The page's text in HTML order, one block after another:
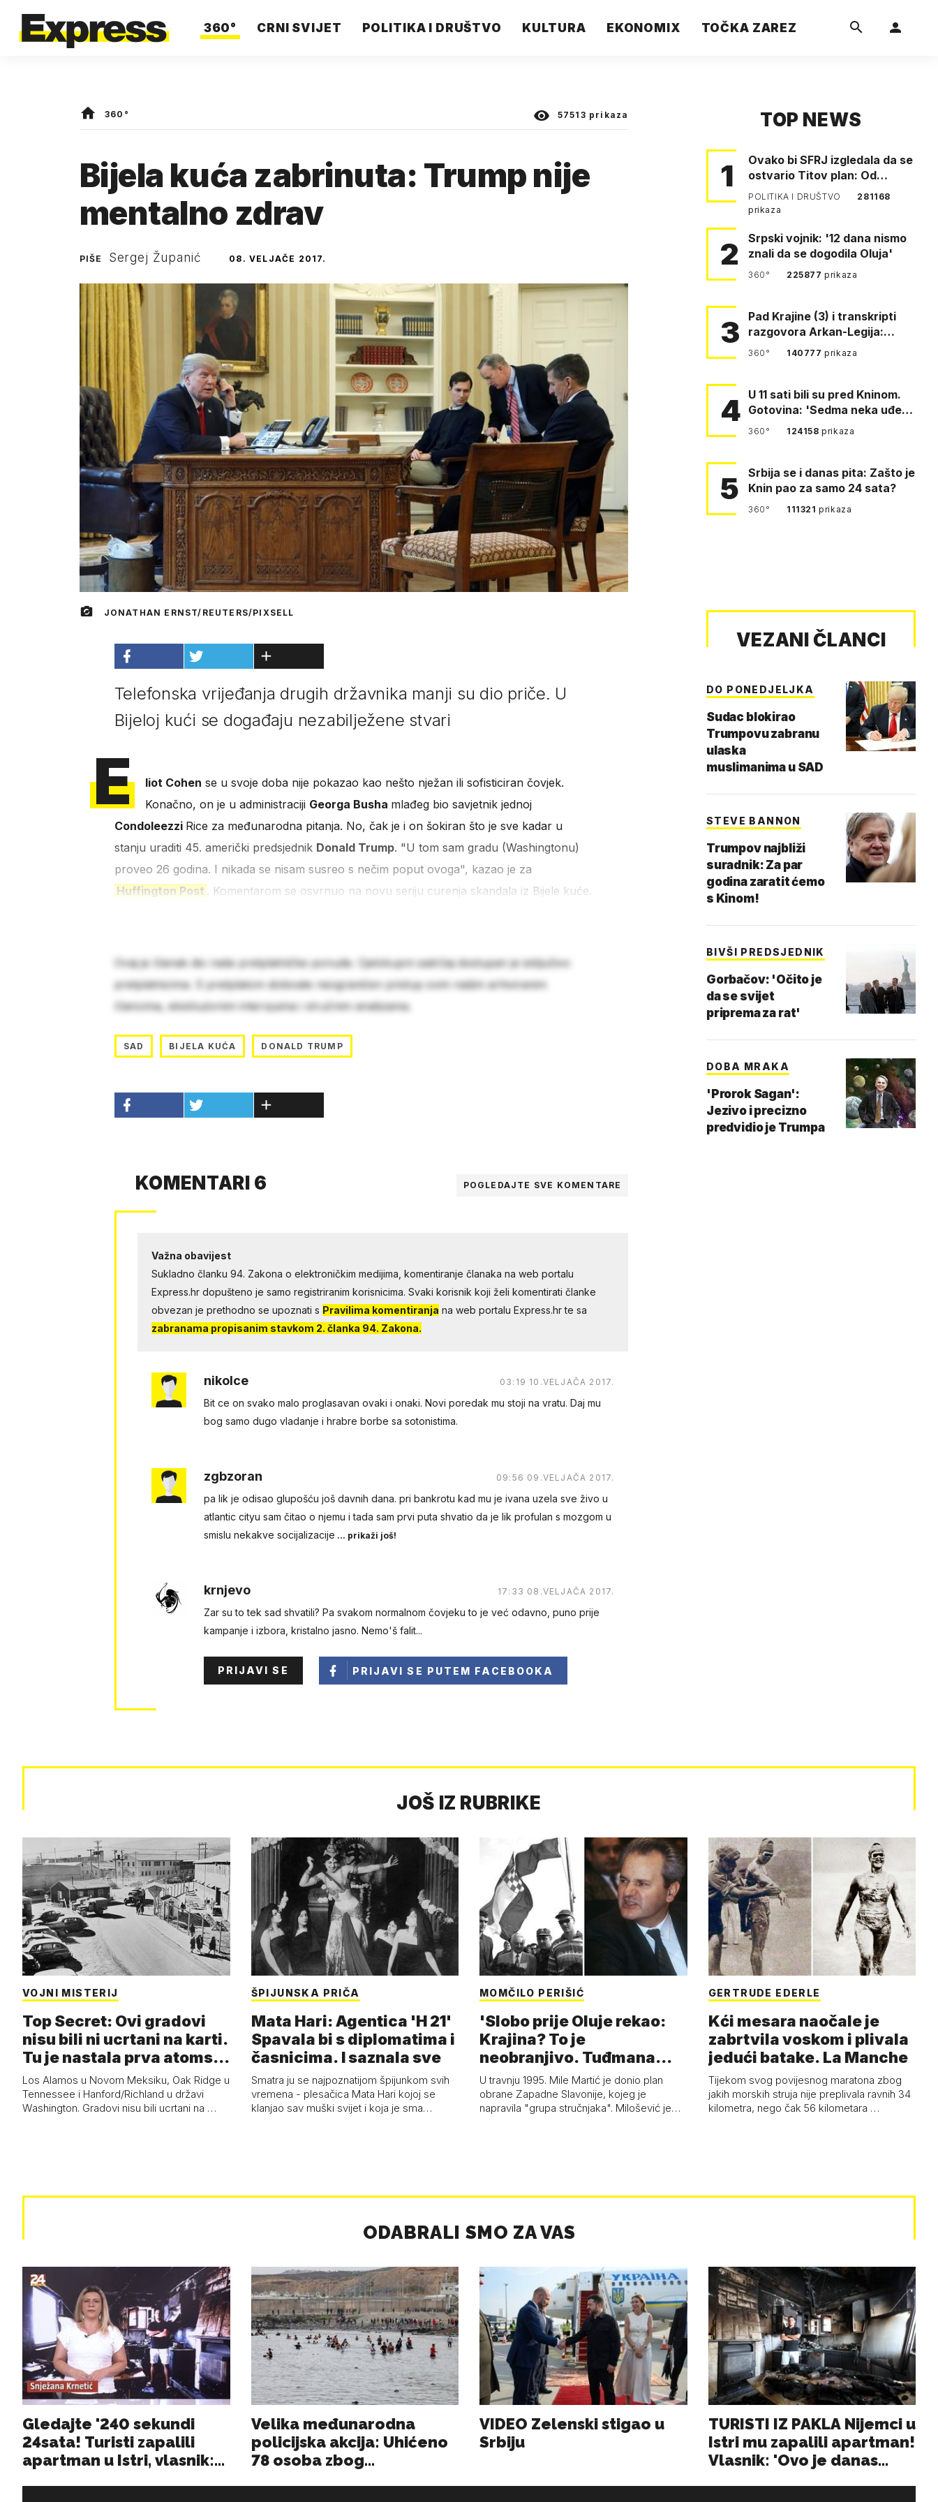
360° CRNI SVIJET POLITIKA I DRUŠTVO KULTURA EKONOMIX TOČKA ZAREZ
360° 57513 prikaza
Bijela kuća zabrinuta: Trump nije
mentalno zdrav
PIŠE Sergej Županić 08. VELJAČE 2017.
JONATHAN ERNST/REUTERS/PIXSELL
Telefonska vrijeđanja drugih državnika manji su dio priče. U
Bijeloj kući se događaju nezabilježene stvari
E liot Cohen se u svoje doba nije pokazao kao nešto nježan ili sofisticiran čovjek.
Konačno, on je u administraciji Georga Busha mlađeg bio savjetnik jednoj
Condoleezzi Rice za međunarodna pitanja. No, čak je i on šokiran što je sve kadar u
stanju uraditi 45. američki predsjednik Donald Trump. "U tom sam gradu (Washingtonu)
proveo 26 godina. I nikada se nisam susreo s nečim poput ovoga", kazao je za
Huffington Post. Komentarom se osvrnuo na novu seriju curenja skandala iz Bijele kuće.
Ovaj je članak dio naše pretplatničke ponude. Cjelokupni sadržaj dostupan je isključivo
pretplatnicima. S pretplatom dobivate neograničen pristup svim našim arhiviranim
člancima, ekskluzivnim intervjuima i stručnim analizama.
SAD BIJELA KUĆA DONALD TRUMP
KOMENTARI 6 POGLEDAJTE SVE KOMENTARE
Važna obavijest
Sukladno članku 94. Zakona o elektroničkim medijima, komentiranje članaka na web portalu
Express.hr dopušteno je samo registriranim korisnicima. Svaki korisnik koji želi komentirati članke
obvezan je prethodno se upoznati s Pravilima komentiranja na web portalu Express.hr te sa
zabranama propisanim stavkom 2. članka 94. Zakona.
nikolce 03:19 10.VELJAČA 2017.
Bit ce on svako malo proglasavan ovaki i onaki. Novi poredak mu stoji na vratu. Daj mu
bog samo dugo vladanje i hrabre borbe sa sotonistima.
zgbzoran 09:56 09.VELJAČA 2017.
pa lik je odisao glupošću još davnih dana. pri bankrotu kad mu je ivana uzela sve živo u
atlantic cityu sam čitao o njemu i tada sam prvi puta shvatio da je lik profulan s mozgom u
smislu nekakve socijalizacije ... prikaži još!
krnjevo 17:33 08.VELJAČA 2017.
Zar su to tek sad shvatili? Pa svakom normalnom čovjeku to je već odavno, puno prije
kampanje i izbora, kristalno jasno. Nemo'š falit...
PRIJAVI SE PRIJAVI SE PUTEM FACEBOOKA
TOP NEWS
1
Ovako bi SFRJ izgledala da se
ostvario Titov plan: Od
Klagenfurta do Istanbula!
POLITIKA I DRUŠTVO
281168
prikaza
2
Srpski vojnik: '12 dana nismo
znali da se dogodila Oluja'
360° 225877prikaza
3
Pad Krajine (3) i transkripti
razgovora Arkan-Legija:
'Čujem, prelazite ustašam…
360° 140777prikaza
4 U 11 sati bili su pred Kninom.
Gotovina: 'Sedma neka uđe,
4. gardijska neka g…
360° 124158prikaza
5
Srbija se i danas pita: Zašto je
Knin pao za samo 24 sata?
360° 111321prikaza
VEZANI ČLANCI
DO PONEDJELJKA
Sudac blokirao
Trumpovu zabranu
ulaska
muslimanima u SAD
STEVE BANNON
Trumpov najbliži
suradnik: Za par
godina zaratit ćemo
s Kinom!
BIVŠI PREDSJEDNIK
Gorbačov: 'Očito je
da se svijet
priprema za rat'
DOBA MRAKA
'Prorok Sagan':
Jezivo i precizno
predvidio je Trumpa
JOŠ IZ RUBRIKE
VOJNI MISTERIJ
Top Secret: Ovi gradovi
nisu bili ni ucrtani na karti.
Tu je nastala prva atoms…
Los Alamos u Novom Meksiku, Oak Ridge u
Tennessee i Hanford/Richland u državi
Washington. Gradovi nisu bili ucrtani na …
ŠPIJUNSKA PRIČA
Mata Hari: Agentica 'H 21'
Spavala bi s diplomatima i
časnicima. I saznala sve
Smatra ju se najpoznatijom špijunkom svih
vremena - plesačica Mata Hari kojoj se
klanjao sav muški svijet i koja je sma…
MOMČILO PERIŠIĆ
'Slobo prije Oluje rekao:
Krajina? To je
neobranjivo. Tuđmana
zvao Krivousti'
U travnju 1995. Mile Martić je donio plan
obrane Zapadne Slavonije, kojeg je
napravila "grupa stručnjaka". Milošević je…
GERTRUDE EDERLE
Kći mesara naočale je
zabrtvila voskom i plivala
jedući batake. La Manche
Tijekom svog povijesnog maratona zbog
jakih morskih struja nije preplivala ravnih 34
kilometra, nego čak 56 kilometara …